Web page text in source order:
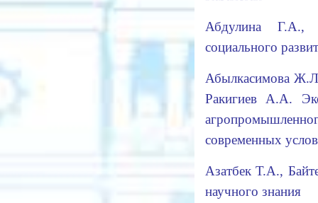
Абдулина
социального
Абылкасимова
Ракигиев А.А.
современных
Азатбек Т.А.,
научного знания